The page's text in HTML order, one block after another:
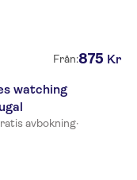
Från:875 Kr
watching
avbokning·